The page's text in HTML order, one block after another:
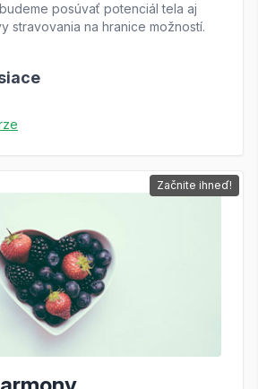
posúvať potenciál tela aj
stravovania na hranice možností.
Začnite ihneď!